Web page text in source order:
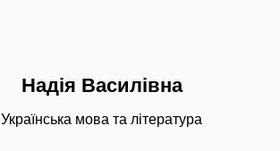
Надія Василівна
Українська мова та література